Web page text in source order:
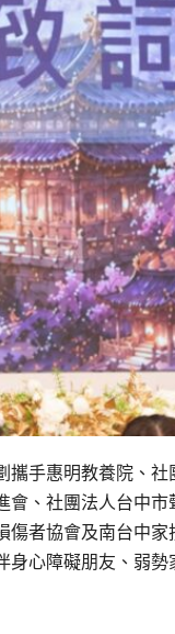
攜手惠明教養院、社
會、社團法人台中市
傷者協會及南台中家
身心障礙朋友、弱勢